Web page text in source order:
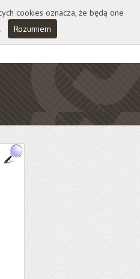
cookies oznacza, że będą one
. Rozumiem